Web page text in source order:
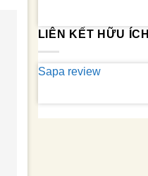
LIÊN KẾT HỮU ÍCH
Sapa review